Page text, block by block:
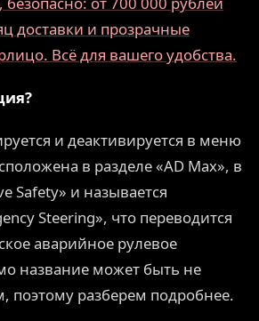
доставки и прозрачные
Всё для вашего удобства.
и деактивируется в меню
в разделе «AD Max», в
Safety» и называется
Steering», что переводится
аварийное рулевое
название может быть не
поэтому разберем подробнее.